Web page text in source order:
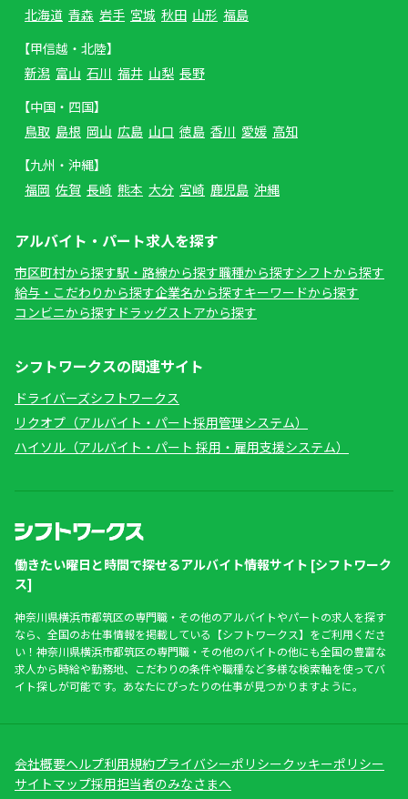
北海道 青森 岩手 宮城 秋田 山形 福島
【甲信越・北陸】
新潟 富山 石川 福井 山梨 長野
【中国・四国】
鳥取 島根 岡山 広島 山口 徳島 香川 愛媛 高知
【九州・沖縄】
福岡 佐賀 長崎 熊本 大分 宮崎 鹿児島 沖縄
アルバイト・パート求人を探す
市区町村から探す駅・路線から探す職種から探すシフトから探す
給与・こだわりから探す企業名から探すキーワードから探す
コンビニから探す ドラッグストアから探す
シフトワークスの関連サイト
ドライバーズシフトワークス
リクオプ（アルバイト・パート採用管理システム）
ハイソル（アルバイト・パート 採用・雇用支援システム）
働きたい曜日と時間で探せるアルバイト情報サイト [シフトワーク
ス]
神奈川県横浜市都筑区の専門職・その他のアルバイトやパートの求人を探す
なら、全国のお仕事情報を掲載している【シフトワークス】をご利用くださ
い！神奈川県横浜市都筑区の専門職・その他のバイトの他にも全国の豊富な
求人から時給や勤務地、こだわりの条件や職種など多様な検索軸を使ってバ
イト探しが可能です。あなたにぴったりの仕事が見つかりますように。
会社概要ヘルプ利用規約プライバシーポリシークッキーポリシー
サイトマップ採用担当者のみなさまへ